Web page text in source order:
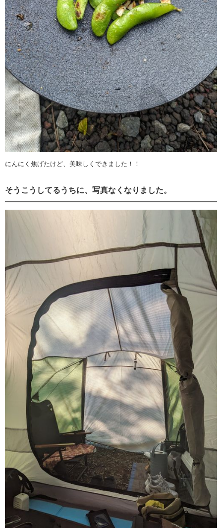
にんにく焦げたけど、美味しくできました！！
そうこうしてるうちに、写真なくなりました。